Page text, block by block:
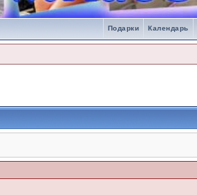
Календарь
Подарки